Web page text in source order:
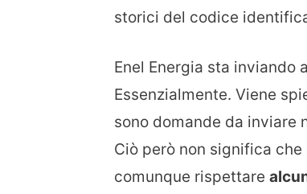
storici del codice
Enel Energia sta inviando
Essenzialmente. Viene
sono domande da inviare
Ciò però non significa
comunque rispettare